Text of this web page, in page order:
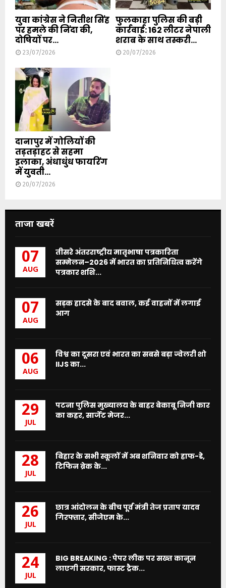
युवा कांग्रेस ने नितीश सिंह
पर हमले की निंदा की,
दोषियों पर...
23/07/2026
फुलकाहा पुलिस की बड़ी
कार्रवाई: 162 लीटर नेपाली
शराब के साथ तस्करी...
20/07/2026
दानापुर में गोलियों की
तड़तड़ाहट से सहमा
इलाका, अंधाधुंध फायरिंग
में युवती...
20/07/2026
ताजा खबरें
07
AUG
तीसरे अंतरराष्ट्रीय मातृभाषा पत्रकारिता
सम्मेलन–2026 में भारत का प्रतिनिधित्व करेंगे
पत्रकार शशि...
07
AUG
सड़क हादसे के बाद बवाल, कई वाहनों में लगाई
आग
06
AUG
विश्व का दूसरा एवं भारत का सबसे बड़ा ज्वेलरी शो
IIJS का...
29
JUL
पटना पुलिस मुख्यालय के बाहर बेकाबू निजी कार
का कहर, सार्जेंट मेजर...
28
JUL
बिहार के सभी स्कूलों में अब शनिवार को हाफ-डे,
टिफिन ब्रेक के...
26
JUL
छात्र आंदोलन के बीच पूर्व मंत्री तेज प्रताप यादव
गिरफ्तार, सीजेएम के...
24
JUL
BIG BREAKING : पेपर लीक पर सख्त कानून
लाएगी सरकार, फास्ट ट्रैक...